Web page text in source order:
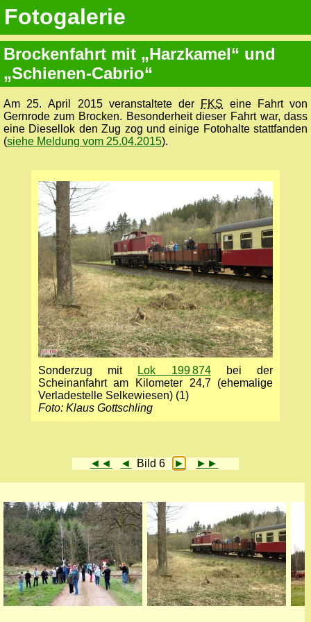
Fotogalerie
Brockenfahrt mit „Harzkamel“ und
„Schienen-Cabrio“
Am 25. April 2015 veranstaltete der FKS eine Fahrt von
Gernrode zum Brocken. Besonderheit dieser Fahrt war, dass
eine Diesellok den Zug zog und einige Fotohalte stattfanden
(siehe Meldung vom 25.04.2015).
Sonderzug mit Lok 199 874bei der
Scheinanfahrt am Kilometer 24,7 (ehemalige
Verladestelle Selkewiesen) (1)
Foto: Klaus Gottschling
◄◄ ◄ Bild 6 ► ►►